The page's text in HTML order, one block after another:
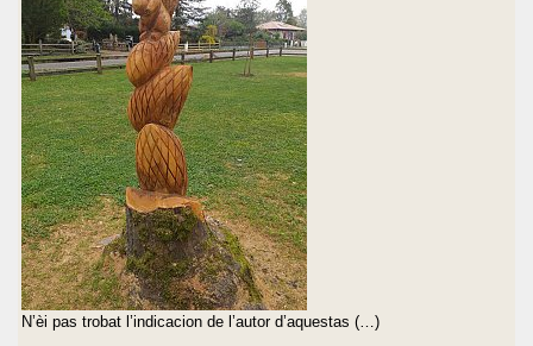
N’èi pas trobat l’indicacion de l’autor d’aquestas (…)